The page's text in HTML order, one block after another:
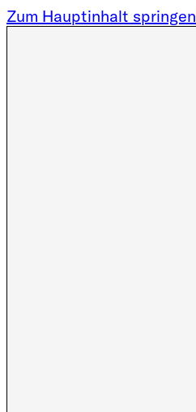
Zum Hauptinhalt springen